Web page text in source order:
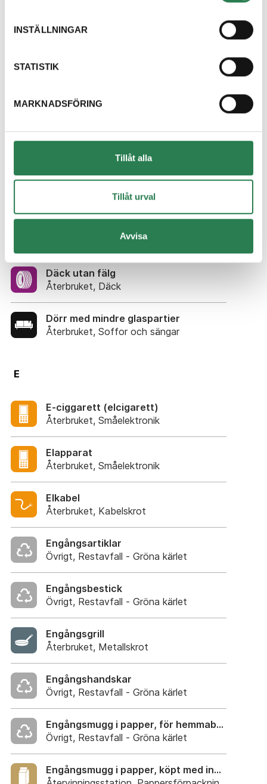
INSTÄLLNINGAR
STATISTIK
MARKNADSFÖRING
Tillåt alla
Tillåt urval
Avvisa
Återvinningsstation, Pappersförpackningar. Eller
Återbruket, Tapeter, takpapp och gummi
Återbruket, Fönster
DVD-skiva
Övrigt, Restavfall - Gröna kärlet
Återbruket, Däck
Däck utan fälg
Återbruket, Däck
Dörr med mindre glaspartier
Återbruket, Soffor och sängar
E
E-ciggarett (elcigarett)
Återbruket, Småelektronik
Elapparat
Återbruket, Småelektronik
Elkabel
Återbruket, Kabelskrot
Engångsartiklar
Övrigt, Restavfall - Gröna kärlet
Engångsbestick
Övrigt, Restavfall - Gröna kärlet
Engångsgrill
Återbruket, Metallskrot
Engångshandskar
Övrigt, Restavfall - Gröna kärlet
Engångsmugg i papper, för hemmabruk
Övrigt, Restavfall - Gröna kärlet
Engångsmugg i papper, köpt med innehåll